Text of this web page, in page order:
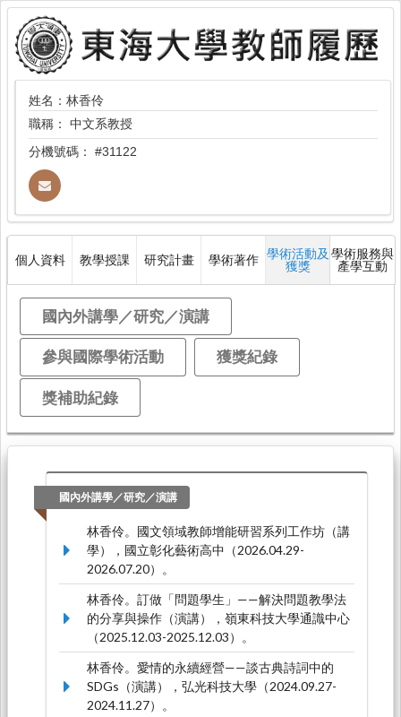
姓名：林香伶
職稱： 中文系教授
分機號碼： #31122
個人資料 教學授課 研究計畫 學術著作 學術活動及
獲獎
學術服務與
產學互動
國內外講學／研究／演講
參與國際學術活動 獲獎紀錄
獎補助紀錄
國內外講學／研究／演講
林香伶。國文領域教師增能研習系列工作坊（講
學），國立彰化藝術高中（2026.04.29-
2026.07.20）。
林香伶。訂做「問題學生」—— 解決問題教學法
的分享與操作（演講），嶺東科技大學通識中心
（2025.12.03-2025.12.03）。
林香伶。愛情的永續經營 ——談古典詩詞中的
SDGs（演講），弘光科技大學（2024.09.27-
2024.11.27）。